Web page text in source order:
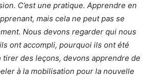
C’est une pratique. Apprendre en
mais cela ne peut pas se
Nous devons regarder qui nous
ont accompli, pourquoi ils ont été
tirer des leçons, devons apprendre de
à la mobilisation pour la nouvelle